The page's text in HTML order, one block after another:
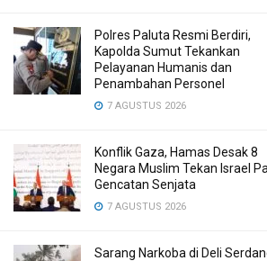
Polres Paluta Resmi Berdiri,
Kapolda Sumut Tekankan
Pelayanan Humanis dan
Penambahan Personel
7 AGUSTUS 2026
Konflik Gaza, Hamas Desak 8
Negara Muslim Tekan Israel
Gencatan Senjata
7 AGUSTUS 2026
Sarang Narkoba di Deli